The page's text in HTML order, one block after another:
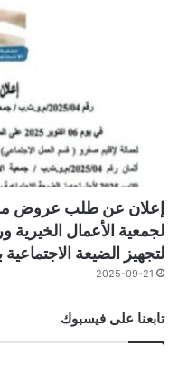
لجمعية الأعمال الخيرية
لتجهيز الضيعة
2025-09-21
تابعنا على فيسبوك